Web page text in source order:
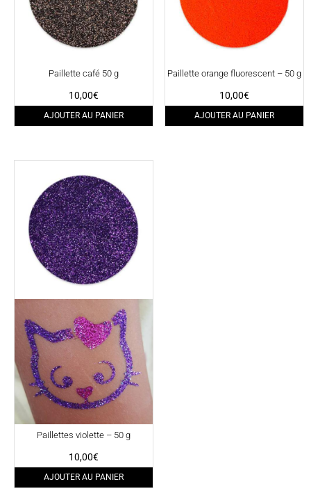
Paillette café 50 g
10,00€
AJOUTER AU PANIER
Paillette orange fluorescent – 50 g
10,00€
AJOUTER AU PANIER
Paillettes violette – 50 g
10,00€
AJOUTER AU PANIER